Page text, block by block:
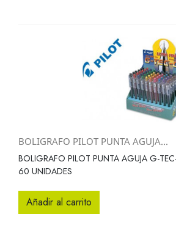
BOLIGRAFO PILOT PUNTA AGUJA...
BOLIGRAFO PILOT PUNTA AGUJA G-
60 UNIDADES
Añadir al carrito